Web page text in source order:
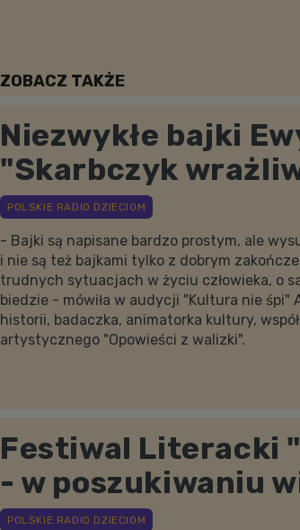
ZOBACZ TAKŻE
Niezwykłe bajki
"Skarbczyk
- Bajki są napisane bardzo prostym, ale
i nie są też bajkami tylko z dobrym
trudnych sytuacjach w życiu człowieka, o
biedzie - mówiła w audycji "Kultura nie śpi"
historii, badaczka, animatorka kultury,
artystycznego "Opowieści z walizki".
Festiwal Literacki
- w poszukiwaniu